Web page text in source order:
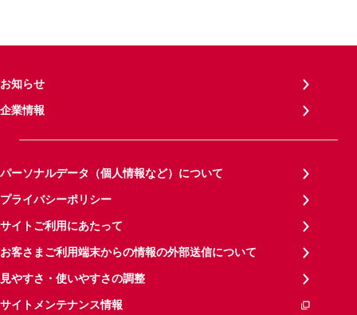
お知らせ
企業情報
パーソナルデータ（個人情報など）について
プライバシーポリシー
サイトご利用にあたって
お客さまご利用端末からの情報の外部送信について
見やすさ・使いやすさの調整
サイトメンテナンス情報